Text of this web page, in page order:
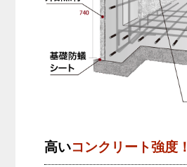
高いコンクリート強度！